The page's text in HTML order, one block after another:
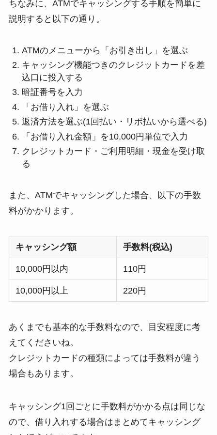
ちなみに、ATMでキャッシングする手順を簡単に
説明すると以下の通り。
ATMのメニューから「お引き出し」を選ぶ
キャッシング機能つきのクレジットカードを差
込口に投入する
暗証番号を入力
「お借り入れ」を選ぶ
返済方法を選ぶ(1回払い・リボ払いから選べる)
「お借り入れ金額」を10,000円単位で入力
クレジットカード・ご利用明細・現金を受け取
る
また、ATMでキャッシングした場合、以下の手数
料がかかります。
キャッシング額 手数料(税込)
10,000円以内 110円
10,000円以上 220円
あくまでも基本的な手数料なので、目安程度に考
えてくださいね。
クレジットカードの種類によっては手数料が違う
場合もあります。
キャッシング1回ごとに手数料がかかる点は同じな
ので、借り入れする場合はまとめてキャッシング